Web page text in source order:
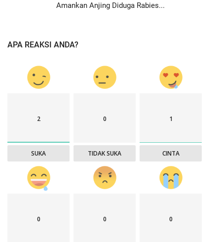
Amankan Anjing Diduga Rabies...
APA REAKSI ANDA?
2
SUKA
0
TIDAK SUKA
1
CINTA
0 0 0